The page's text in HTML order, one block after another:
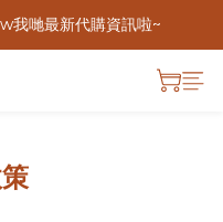
哋最新代購資訊啦~